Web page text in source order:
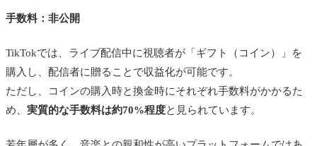
手数料：非公開
TikTokでは、ライブ配信中に視聴者が「ギフト（コイン）」を
購入し、配信者に贈ることで収益化が可能です。
ただし、コインの購入時と換金時にそれぞれ手数料がかかるた
め、 実質的な手数料は約70%程度と見られています。